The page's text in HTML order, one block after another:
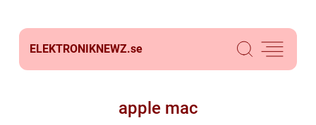
ELEKTRONIKNEWZ.se
apple mac